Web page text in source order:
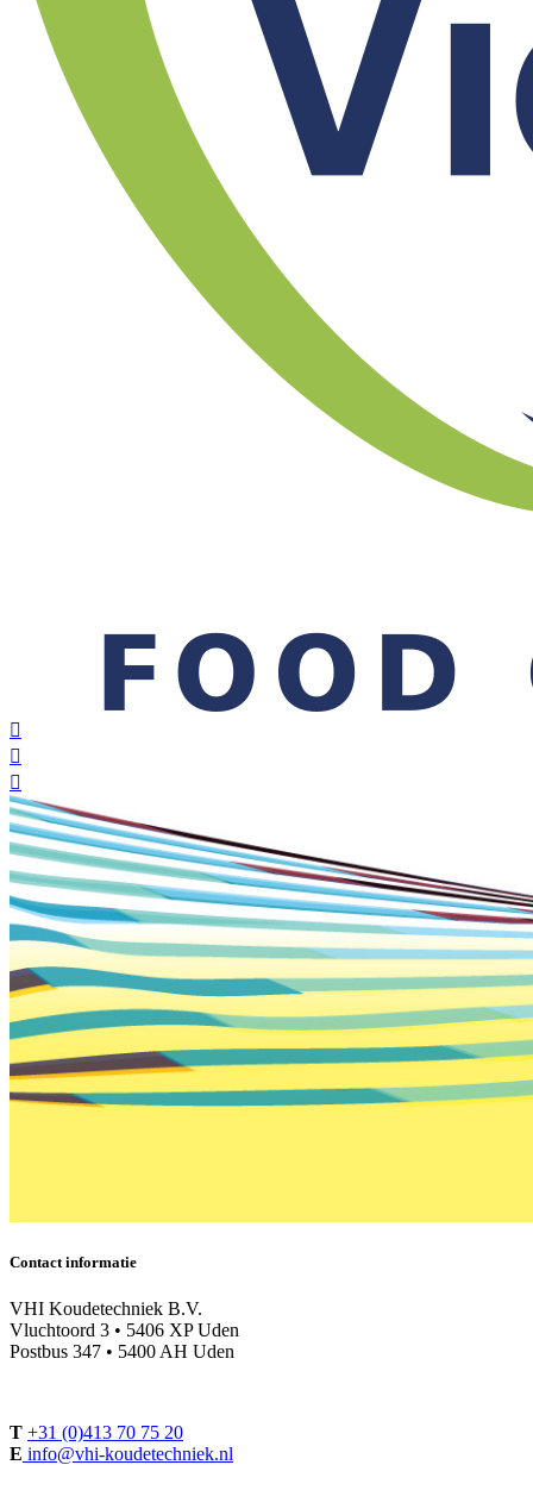
Contact informatie
VHI Koudetechniek B.V.
Vluchtoord 3 • 5406 XP Uden
Postbus 347 • 5400 AH Uden
T +31 (0)413 70 75 20
E info@vhi-koudetechniek.nl